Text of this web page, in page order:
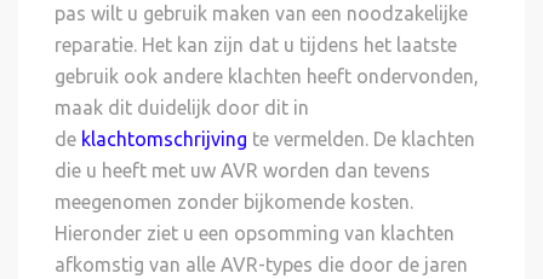
pas wilt u gebruik maken van een noodzakelijke
reparatie. Het kan zijn dat u tijdens het laatste
gebruik ook andere klachten heeft ondervonden,
maak dit duidelijk door dit in
de klachtomschrijving te vermelden. De klachten
die u heeft met uw AVR worden dan tevens
meegenomen zonder bijkomende kosten.
Hieronder ziet u een opsomming van klachten
afkomstig van alle AVR-types die door de jaren